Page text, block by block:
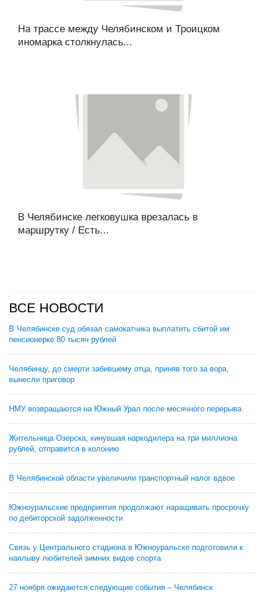
На трассе между Челябинском и Троицком
иномарка столкнулась...
В Челябинске легковушка врезалась в
маршрутку / Есть...
ВСЕ НОВОСТИ
В Челябинске суд обязал самокатчика выплатить сбитой им
пенсионерке 80 тысяч рублей
Челябинцу, до смерти забившему отца, приняв того за вора,
вынесли приговор
НМУ возвращаются на Южный Урал после месячного перерыва
Жительница Озерска, кинувшая наркодилера на три миллиона
рублей, отправится в колонию
В Челябинской области увеличили транспортный налог вдвое
Южноуральские предприятия продолжают наращивать просрочку
по дебиторской задолженности
Связь у Центрального стадиона в Южноуральске подготовили к
наплыву любителей зимних видов спорта
27 ноября ожидаются следующие события – Челябинск